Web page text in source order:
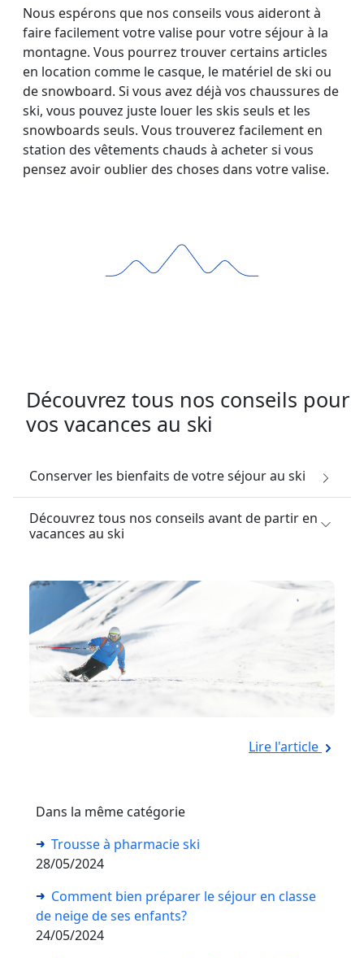
Nous espérons que nos conseils vous aideront à
faire facilement votre valise pour votre séjour à la
montagne. Vous pourrez trouver certains articles
en location comme le casque, le matériel de ski ou
de snowboard. Si vous avez déjà vos chaussures de
ski, vous pouvez juste louer les skis seuls et les
snowboards seuls. Vous trouverez facilement en
station des vêtements chauds à acheter si vous
pensez avoir oublier des choses dans votre valise.
Découvrez tous nos conseils pour
vos vacances au ski
Conserver les bienfaits de votre séjour au ski
Découvrez tous nos conseils avant de partir en
vacances au ski
Lire l'article
Dans la même catégorie
Trousse à pharmacie ski
28/05/2024
Comment bien préparer le séjour en classe
de neige de ses enfants?
24/05/2024